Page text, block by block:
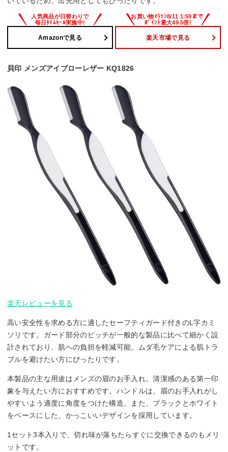
Amazonで見る 楽天市場で見る
貝印 メンズアイブローレザー KQ1826
楽天レビューを見る
高い安全性を求める方に適したセーフティガード付きのL字カミ
ソリです。ガード部分のピッチが一般的な製品に比べて細かく設
計されており、肌への負担を軽減可能。ムダ毛ケアによる肌トラ
ブルを避けたい方にぴったりです。
本製品の主な用途はメンズの眉のお手入れ。清潔感のある第一印
象を与えたい方におすすめです。ハンドルは、眉のお手入れがし
やすいよう適度に角度をつけた構造。また、ブラックとホワイト
をベースにした、かっこいいデザインを採用しています。
1セット3本入りで、切れ味が落ちたらすぐに交換できるのもメリ
ットです。